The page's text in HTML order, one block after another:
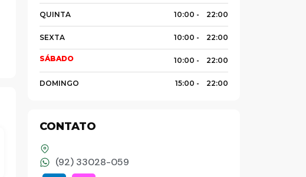
QUINTA 10:00 - 22:00
SEXTA 10:00 - 22:00
SÁBADO 10:00 - 22:00
DOMINGO 15:00 - 22:00
CONTATO
(92) 33028-059